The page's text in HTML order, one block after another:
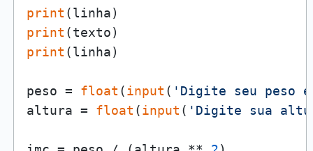
print
print
print (linha)
peso = float (input ( 'Digite seu peso
altura = float (input ( 'Digite sua